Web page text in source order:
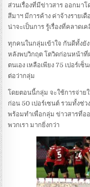
ส่วนเรื่องที่มีข่าวสาร ออกมา
สีมาฯ มีการค้าง ค่าจ้างรายเ
น่าจะเป็นการ รู้เรื่องที่คลาด
ทุกคนในกลุ่มเข้าใจ กันดีทั้ง
หลังพบวิกฤต โตวิดก่อนหน้า
ตนเอง เหลือเพียง 75 เปอร์เ
ต่อว่ากลุ่ม
โดยตอนนี้กลุ่ม จะใช้การจ่าย
ก่อน 50 เปอร์เซนต์ รวมทั้งช่ว
พร้อมทำเพื่อกลุ่ม ข่าวสารที่อ
พวกเรา มากยิ่งกว่า